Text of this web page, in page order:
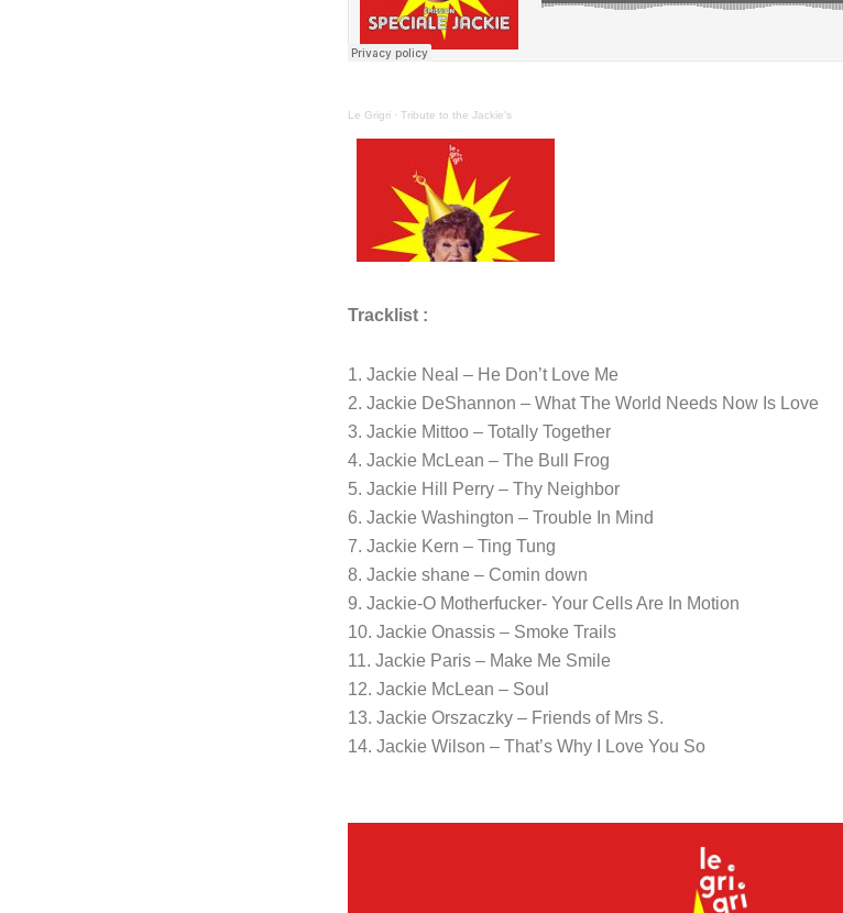
Le Grigri· Tribute to the Jackie's
Tracklist :
1. Jackie Neal – He Don’t Love Me
2. Jackie DeShannon – What The World Needs Now Is Love
3. Jackie Mittoo – Totally Together
4. Jackie McLean – The Bull Frog
5. Jackie Hill Perry – Thy Neighbor
6. Jackie Washington – Trouble In Mind
7. Jackie Kern – Ting Tung
8. Jackie shane – Comin down
9. Jackie-O Motherfucker- Your Cells Are In Motion
10. Jackie Onassis – Smoke Trails
11. Jackie Paris – Make Me Smile
12. Jackie McLean – Soul
13. Jackie Orszaczky – Friends of Mrs S.
14. Jackie Wilson – That’s Why I Love You So